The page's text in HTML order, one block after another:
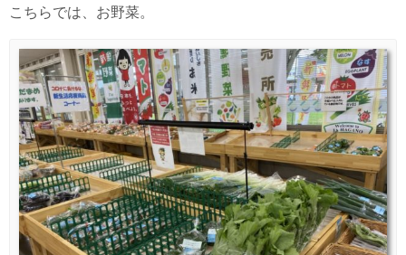
こちらでは、お野菜。